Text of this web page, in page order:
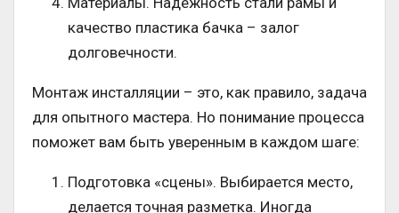
качество пластика бачка – залог
долговечности.
Монтаж инсталляции – это, как правило, задача
для опытного мастера. Но понимание процесса
поможет вам быть уверенным в каждом шаге:
Подготовка «сцены». Выбирается место,
делается точная разметка. Иногда